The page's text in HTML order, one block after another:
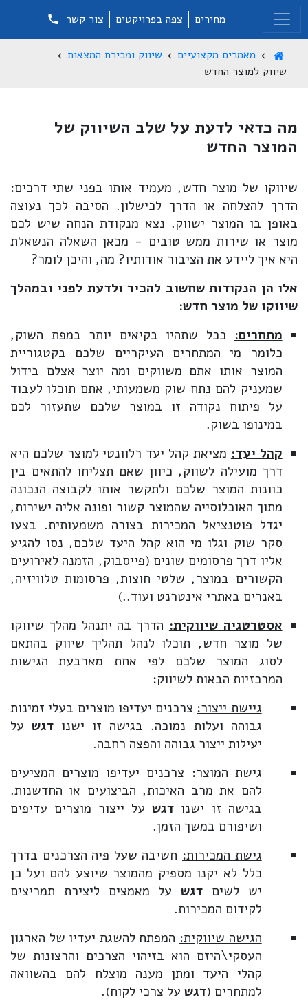
מחירים צפה בפרויקטים צור קשר
מאמרים מקצועיים
שיווק ומכירת המצאות
שיווק למוצר החדש
מה כדאי לדעת על שלב השיווק של
המוצר החדש
שיווקו של מוצר חדש, מעמיד אותו בפני שתי דרכים:
הדרך להצלחה או הדרך לכישלון. הסיבה לכך נעוצה
באופן בו המוצר ישווק. נצא מנקודת הנחה שיש לכם
מוצר או שירות ממש טובים - מכאן השאלה הנשאלת
היא איך ליידע את הציבור אודותיו? מה, והיכן לומר?
אלו הן הנקודות שחשוב להכיר ולדעת לפני ובמהלך
שיווקו של מוצר חדש:
מתחרים: ככל שתהיו בקיאים יותר במפת השוק,
כלומר מי המתחרים העיקריים שלכם בקטגוריית
המוצר אותו אתם משווקים ומה יוצר אצלם בידול
שמעניק להם נתח שוק משמעותי, אתם תוכלו לעבוד
על פיתוח נקודה זו במוצר שלכם שתעזור לכם
במינופו בשוק.
קהל יעד: מציאת קהל יעד רלוונטי למוצר שלכם היא
דרך מועילה לשווק, כיוון שאם תצליחו להתאים בין
כוונות המוצר שלכם ולתקשר אותו לקבוצה הנכונה
מתוך האוכלוסייה שהמוצר קשור ופונה אליה ישירות,
יגדל פוטנציאל המכירות בצורה משמעותית. בצעו
סקר שוק וגלו מי הוא קהל היעד שלכם, נסו להגיע
אליו דרך פרסומים שונים (פייסבוק, הזמנה לאירועים
הקשורים במוצר, שלטי חוצות, פרסומות טלוויזיה,
באנרים באתרי אינטרנט ועוד..)
אסטרטגיה שיווקית: הדרך בה יתנהל מהלך שיווקו
של מוצר חדש, תוכלו לנהל תהליך שיווק בהתאם
לסוג המוצר שלכם לפי אחת מארבעת הגישות
המרכזיות הבאות לשיווק:
גיישת ייצור: צרכנים יעדיפו מוצרים בעלי זמינות
גבוהה ועלות נמוכה. בגישה זו ישנו דגש על
יעילות ייצור גבוהה והפצה רחבה.
גישת המוצר: צרכנים יעדיפו מוצרים המציעים
להם את מרב האיכות, הביצועים או החדשנות.
בגישה זו ישנו דגש על ייצור מוצרים עדיפים
ושיפורם במשך הזמן.
גישת המכירות: חשיבה שעל פיה הצרכנים בדרך
כלל לא יקנו מספיק מהמוצר שיוצע להם ועל כן
יש לשים דגשעל מאמצים ליצירת תמריצים
לקידום המכירות.
הגישה שיווקית: המפתח להשגת יעדיו של הארגון
העסקי\היזם הוא בזיהוי הצרכים והרצונות של
קהלי היעד ומתן מענה מוצלח להם בהשוואה
למתחרים (דגש על צרכי לקוח).